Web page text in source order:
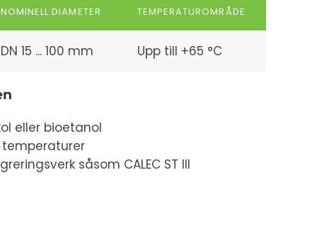
NOMINELL DIAMETER TEMPERATUROMRÅDE
DN 15 ... 100 mm Upp till +65 °C
eller bioetanol
såsom CALEC ST III